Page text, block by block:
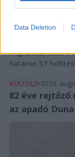
Data Deletion
Marokkóba a
Spanyolország
A spanyol
migránsok szinte
határon 57
KÜLFÖLD 2026.
82 éve rejtőző
az apadó